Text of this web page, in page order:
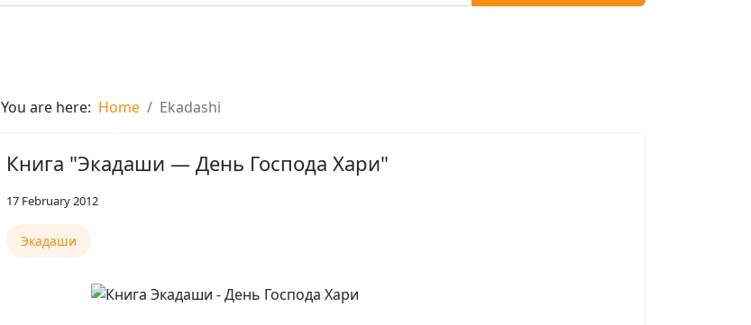
You are here: Home Ekadashi
Книга "Экадаши — День Господа Хари"
17 February 2012
Экадаши